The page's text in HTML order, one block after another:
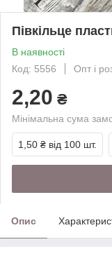
Півкільце
В наявності
Код: 5556
Опт і
2,20 ₴
Мінімальна сума
1,50 ₴ від 100 шт.
Опис